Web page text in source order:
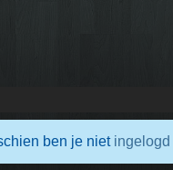
ben je niet ingelogd